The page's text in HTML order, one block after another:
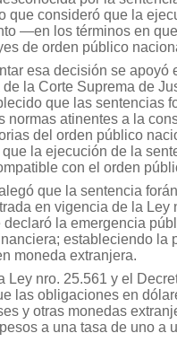
que consideró que la
—en los términos en
de orden público
esa decisión se apoyó
la Corte Suprema de
que las sentencias
normas atinentes a la
del orden público
la ejecución de la
con el orden
que la sentencia
en vigencia de la Ley
declaró la emergencia
estableciendo la
moneda extranjera.
Ley nro. 25.561 y el
las obligaciones en
y otras monedas
a una tasa de uno a